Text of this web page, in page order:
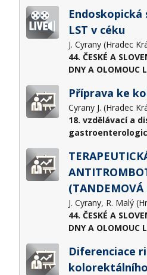
Endoskopická
LST v céku
J. Cyrany (Hradec
44. ČESKÉ A
DNY A OLOMOUC
Příprava ke
Cyrany J. (Hradec
18. vzdělávací a
(TANDEMOVÁ
J. Cyrany, R. Malý
44. ČESKÉ A
DNY A OLOMOUC
Diferenciace